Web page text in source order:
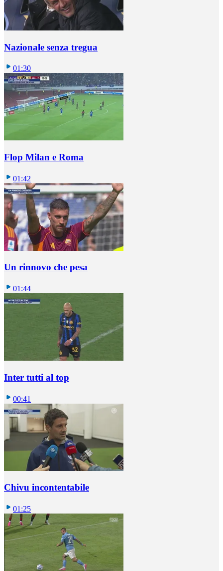
Nazionale senza tregua
01:30
Flop Milan e Roma
01:42
Un rinnovo che pesa
01:44
Inter tutti al top
00:41
Chivu incontentabile
01:25